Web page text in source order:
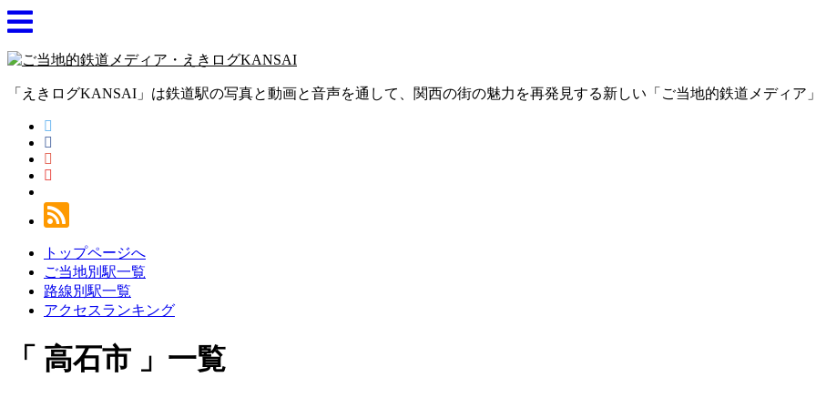
「えきログKANSAI」は鉄道駅の写真と動画と音声を通して、関西の街の魅力を再発見する新しい「ご当地的鉄道メディア
トップページへ
ご当地別駅一覧
路線別駅一覧
アクセスランキング
高石市 一覧